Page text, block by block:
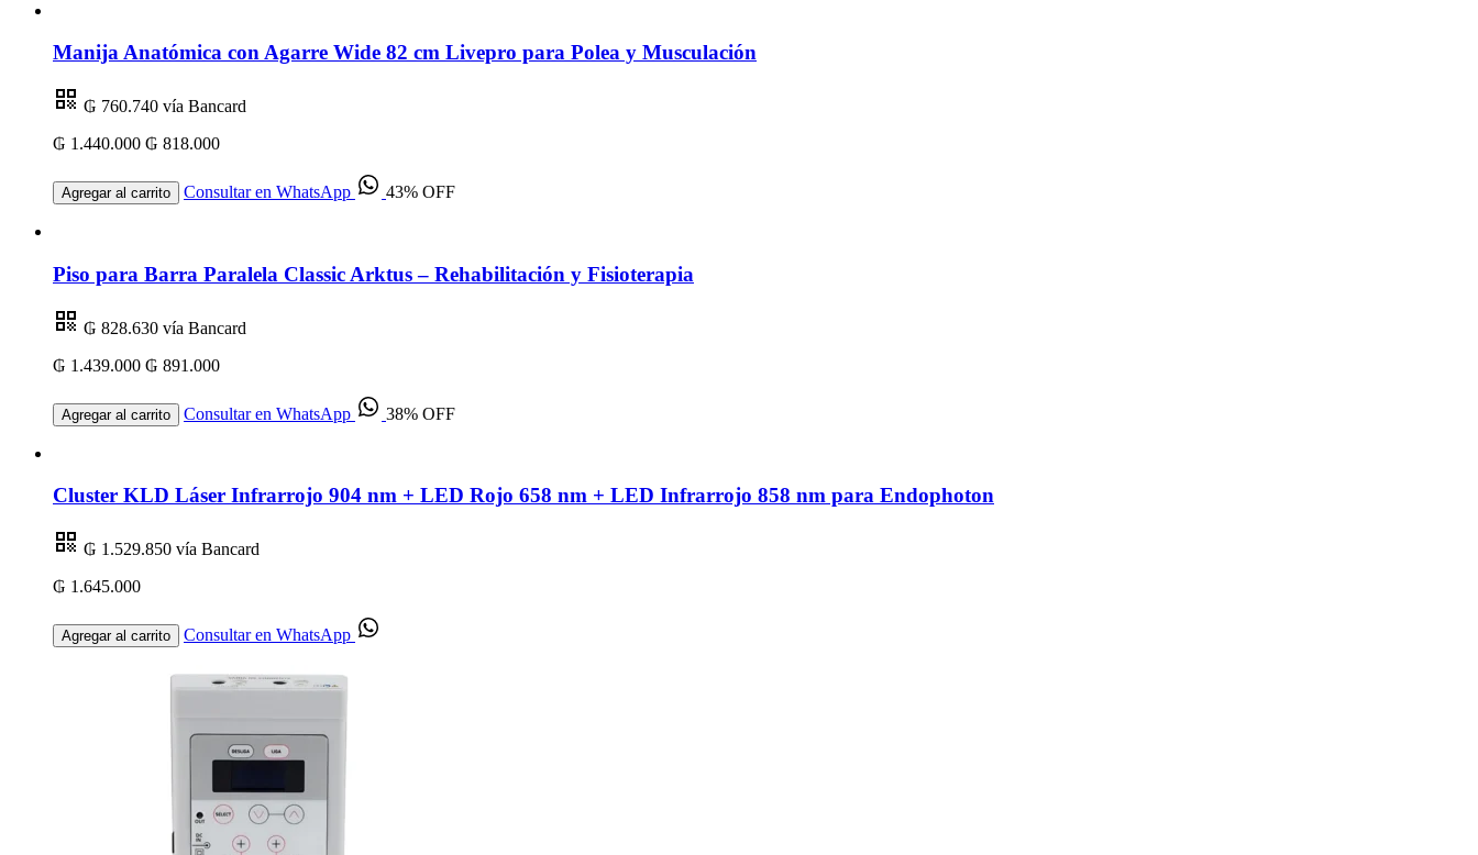
Manija Anatómica con Agarre Wide 82 cm Livepro para Polea y Musculación
₲ 760.740 vía Bancard
₲ 1.440.000 ₲ 818.000
Agregar al carrito Consultar en WhatsApp 43% OFF
Piso para Barra Paralela Classic Arktus – Rehabilitación y Fisioterapia
₲ 828.630 vía Bancard
₲ 1.439.000 ₲ 891.000
Agregar al carrito Consultar en WhatsApp 38% OFF
Cluster KLD Láser Infrarrojo 904 nm + LED Rojo 658 nm + LED Infrarrojo 858 nm para Endophoton
₲ 1.529.850 vía Bancard
₲ 1.645.000
Agregar al carrito Consultar en WhatsApp